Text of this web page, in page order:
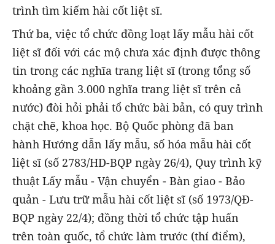
trình tìm kiếm hài cốt liệt sĩ.
Thứ ba, việc tổ chức đồng loạt lấy mẫu hài cốt
liệt sĩ đối với các mộ chưa xác định được thông
tin trong các nghĩa trang liệt sĩ (trong tổng số
khoảng gần 3.000 nghĩa trang liệt sĩ trên cả
nước) đòi hỏi phải tổ chức bài bản, có quy trình
chặt chẽ, khoa học. Bộ Quốc phòng đã ban
hành Hướng dẫn lấy mẫu, số hóa mẫu hài cốt
liệt sĩ (số 2783/HD-BQP ngày 26/4), Quy trình kỹ
thuật Lấy mẫu - Vận chuyển - Bàn giao - Bảo
quản - Lưu trữ mẫu hài cốt liệt sĩ (số 1973/QĐ-
BQP ngày 22/4); đồng thời tổ chức tập huấn
trên toàn quốc, tổ chức làm trước (thí điểm),